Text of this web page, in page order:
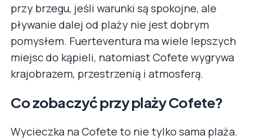
przy brzegu, jeśli warunki są spokojne, ale
pływanie dalej od plaży nie jest dobrym
pomysłem. Fuerteventura ma wiele lepszych
miejsc do kąpieli, natomiast Cofete wygrywa
krajobrazem, przestrzenią i atmosferą.
Co zobaczyć przy plaży Cofete?
Wycieczka na Cofete to nie tylko sama plaża.